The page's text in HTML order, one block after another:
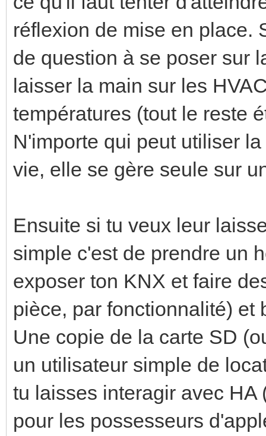
réflexion de mise en place.
de question à se poser sur
laisser la main sur les
températures (tout le reste
N'importe qui peut utiliser
vie, elle se gère seule sur
Ensuite si tu veux leur
simple c'est de prendre un
exposer ton KNX et faire
pièce, par fonctionnalité) et
Une copie de la carte SD
un utilisateur simple de
tu laisses interagir avec
pour les possesseurs